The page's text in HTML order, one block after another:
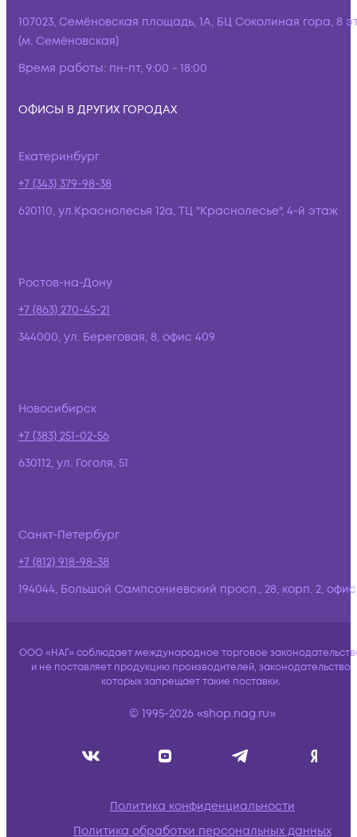
107023, Семёновская площадь, 1А, БЦ Соколиная гора, 8
(м. Семёновская)
Время работы: пн-пт, 9:00 - 18:00
ОФИСЫ В ДРУГИХ ГОРОДАХ
Екатеринбург
+7 (343) 379-98-38
620110, ул.Краснолесья 12а, ТЦ "Краснолесье", 4-й этаж
Ростов-на-Дону
+7 (863) 270-45-21
344000, ул. Береговая, 8, офис 409
Новосибирск
+7 (383) 251-02-56
630112, ул. Гоголя, 51
Санкт-Петербург
+7 (812) 918-98-38
194044, Большой Сампсониевский просп., 28, корп. 2,
ООО «НАГ» соблюдает международное торговое
и не поставляет продукцию производителей, законодательство
которых запрещает такие поставки.
© 1995-2026 «shop.nag.ru»
Политика конфиденциальности
Политика обработки персональных данных